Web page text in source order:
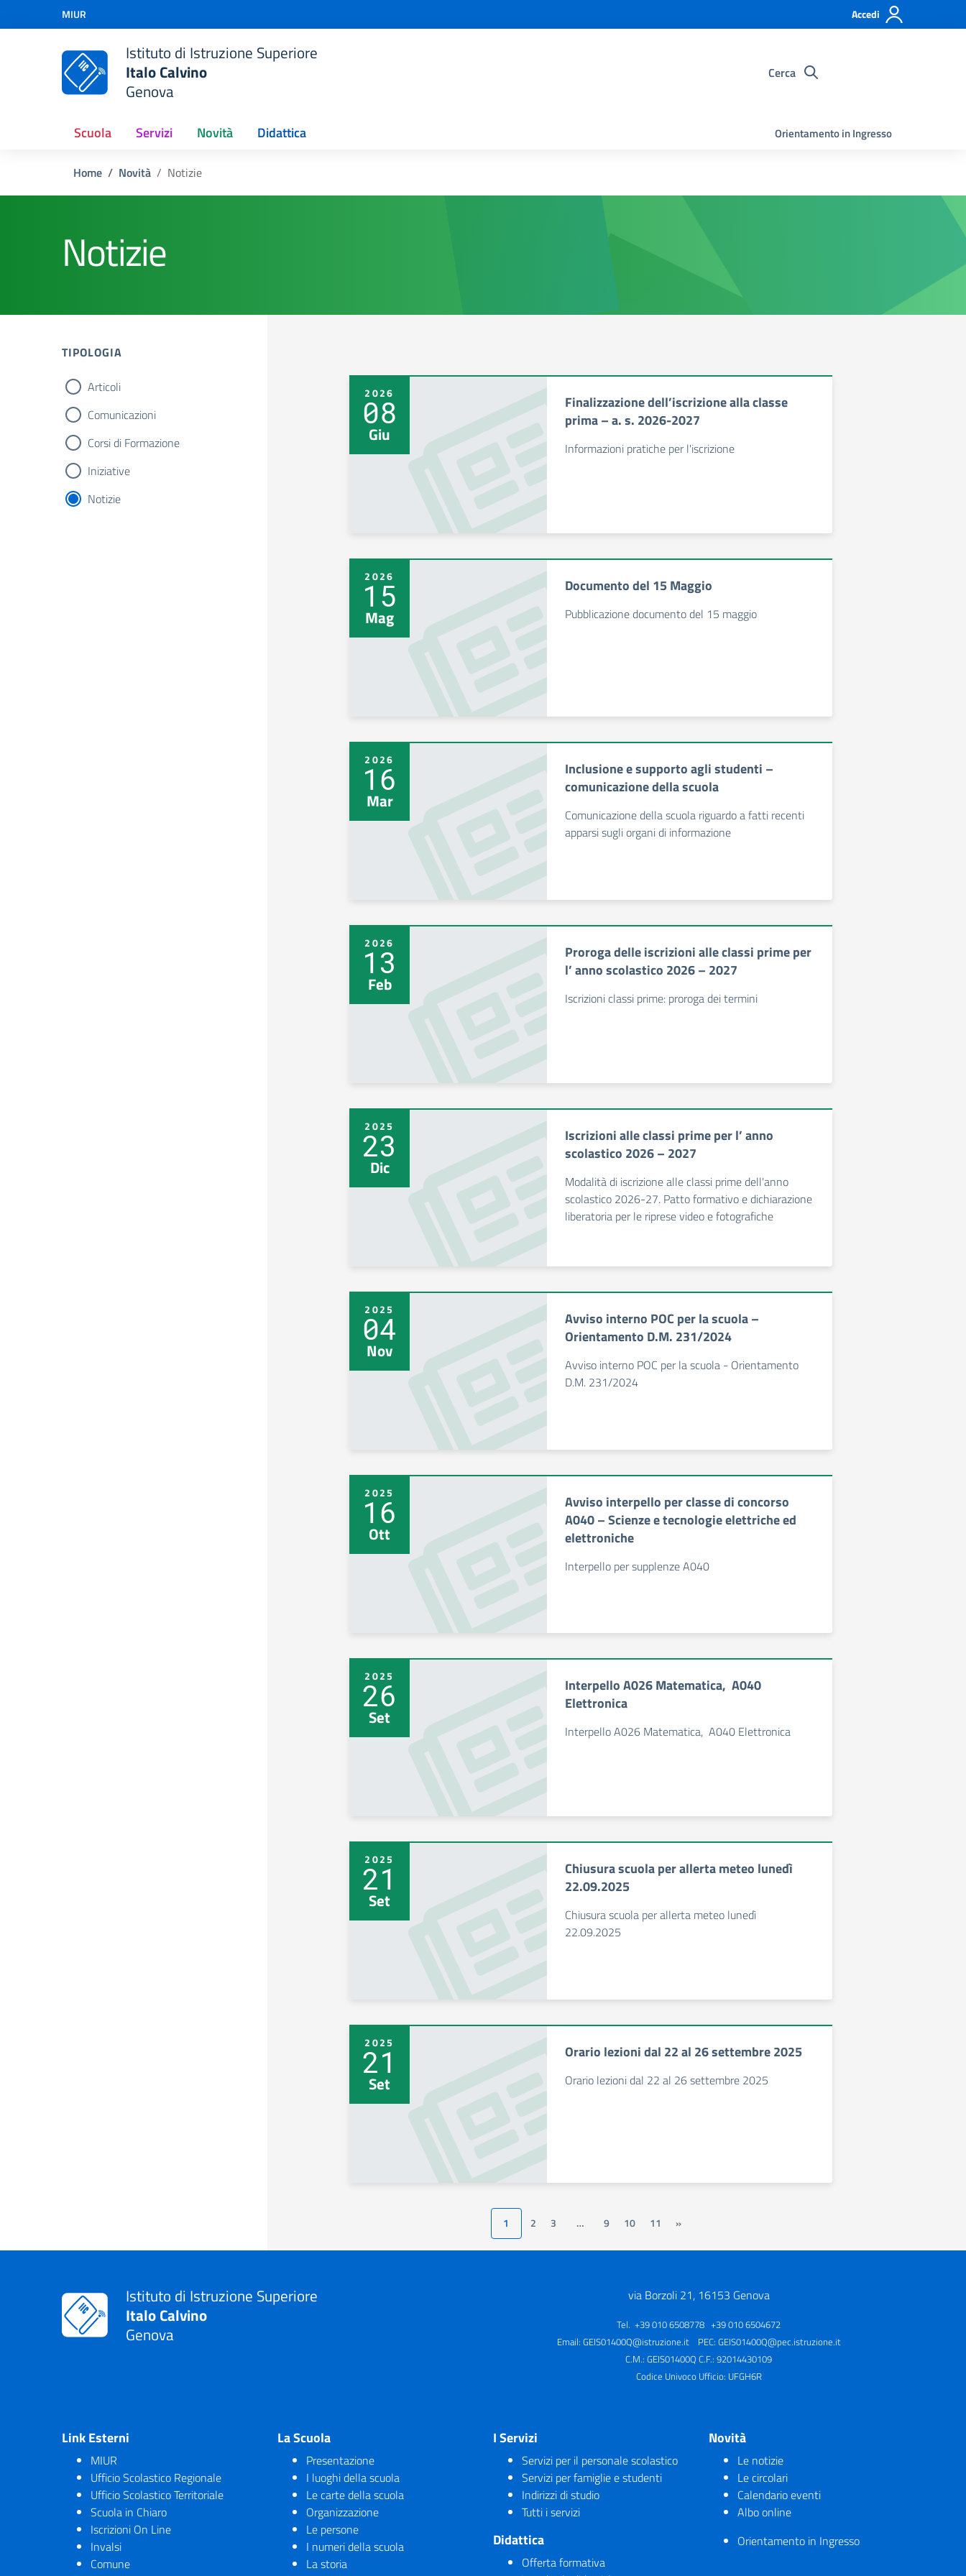
Vai ai contenuti
Vai al menu di navigazione
MIUR Accedi
Istituto di Istruzione Superiore
Italo Calvino
Genova
Cerca
Orientamento in Ingresso
Scuola Servizi Novità Didattica
Home Novità Notizie
Notizie
TIPOLOGIA
Articoli
Comunicazioni
Corsi di Formazione
Iniziative
Notizie
2026
08
Giu
Finalizzazione dell’iscrizione alla classe
prima – a. s. 2026-2027
Informazioni pratiche per l'iscrizione
2026
15
Mag
Documento del 15 Maggio
Pubblicazione documento del 15 maggio
2026
16
Mar
Inclusione e supporto agli studenti –
comunicazione della scuola
Comunicazione della scuola riguardo a fatti recenti
apparsi sugli organi di informazione
2026
13
Feb
Proroga delle iscrizioni alle classi prime per
l’ anno scolastico 2026 – 2027
Iscrizioni classi prime: proroga dei termini
2025
23
Dic
Iscrizioni alle classi prime per l’ anno
scolastico 2026 – 2027
Modalità di iscrizione alle classi prime dell'anno
scolastico 2026-27. Patto formativo e dichiarazione
liberatoria per le riprese video e fotografiche
2025
04
Nov
Avviso interno POC per la scuola –
Orientamento D.M. 231/2024
Avviso interno POC per la scuola - Orientamento
D.M. 231/2024
2025
16
Ott
Avviso interpello per classe di concorso
A040 – Scienze e tecnologie elettriche ed
elettroniche
Interpello per supplenze A040
2025
26
Set
Interpello A026 Matematica, A040
Elettronica
Interpello A026 Matematica, A040 Elettronica
2025
21
Set
Chiusura scuola per allerta meteo lunedì
22.09.2025
Chiusura scuola per allerta meteo lunedì
22.09.2025
2025
21
Set
Orario lezioni dal 22 al 26 settembre 2025
Orario lezioni dal 22 al 26 settembre 2025
1 2 3 … 9 10 11 »
Istituto di Istruzione Superiore
Italo Calvino
Genova
via Borzoli 21, 16153 Genova
Tel. +39 010 6508778 +39 010 6504672
Email: GEIS01400Q@istruzione.itPEC: GEIS01400Q@pec.istruzione.it
C.M.: GEIS01400Q C.F.: 92014430109
Codice Univoco Ufficio: UFGH6R
Link Esterni
MIUR
Ufficio Scolastico Regionale
Ufficio Scolastico Territoriale
Scuola in Chiaro
Iscrizioni On Line
Invalsi
Comune
La Scuola
Presentazione
I luoghi della scuola
Le carte della scuola
Organizzazione
Le persone
I numeri della scuola
La storia
I Servizi
Servizi per il personale scolastico
Servizi per famiglie e studenti
Indirizzi di studio
Tutti i servizi
Didattica
Offerta formativa
Novità
Le notizie
Le circolari
Calendario eventi
Albo online
Orientamento in Ingresso